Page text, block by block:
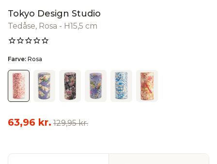
Tokyo Design Studio
Tedåse, Rosa - H15,5 cm
Farve: Rosa
63,96 kr. 129,95 kr.